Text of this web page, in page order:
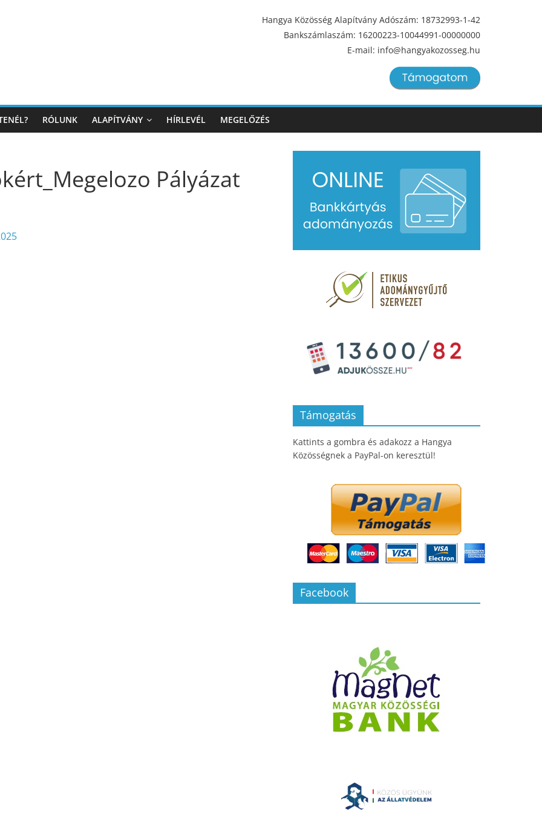
Hangya Közösség Alapítvány Adószám: 18732993-1-42
Bankszámlaszám: 16200223-10044991-00000000
E-mail: info@hangyakozosseg.hu
RÓLUNK ALAPÍTVÁNY HÍRLEVÉL MEGELŐZÉS
Pályázat
Támogatás
Kattints a gombra és adakozz a Hangya
Közösségnek a PayPal-on keresztül!
Facebook